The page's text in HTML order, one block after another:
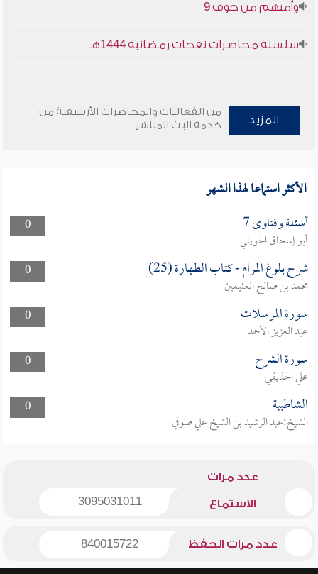
وأمنهم من خوف 9
سلسلة محاضرات نفحات رمضانية 1444هـ
المزيد
من الفعاليات والمحاضرات الأرشيفية من
خدمة البث المباشر
الأكثر استماعا لهذا الشهر
0 أسئلة وفتاوى 7
أبو إسحاق الحويني
0
شرح بلوغ المرام - كتاب الطهارة (25)
محمد بن صالح العثيمين
0
سورة المرسلات
عبد العزيز الأحمد
0
سورة الشرح
علي الحذيفي
0
الشاطبية
الشيخ:عبد الرشيد بن الشيخ علي صوفي
عدد مرات
الاستماع 3095031011
عدد مرات الحفظ 840015722